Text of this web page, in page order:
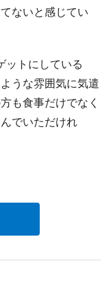
ないと感じてい
トにしている
うな雰囲気に気遣
も食事だけでなく
でいただけれ